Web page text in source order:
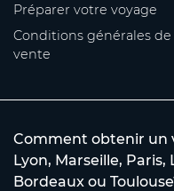
Préparer votre voyage
Conditions générales de
vente
Comment obtenir un
Lyon, Marseille, Paris,
Bordeaux ou